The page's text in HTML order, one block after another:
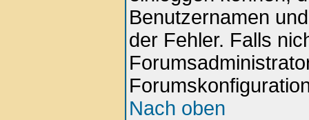
Benutzernamen
der Fehler. Falls
Nach oben